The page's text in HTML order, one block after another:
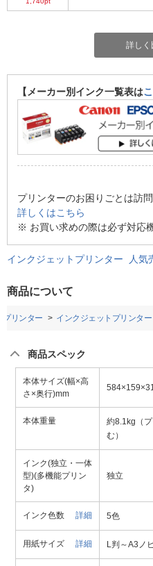
詳しく
【メーカー別インク一覧表は
プリンターのお困りごとは訪
詳しくはこちら
※ お買い求めの際は必ず対応
インクジェットプリンター 人気
商品について
プリンター インクジェットプリンタ
商品スペック
本体サイズ(幅×高
さ×奥行)mm
本体重量
約8.1kg（
む）
インク(独立・一体
型)(多機能プリン
タ)
独立
インク色数 詳細 5色
用紙サイズ 詳細 L判～A3ノ